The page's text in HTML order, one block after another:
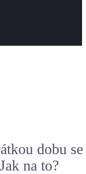
dobu se
na to?